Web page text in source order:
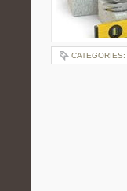
CATEGORIES: